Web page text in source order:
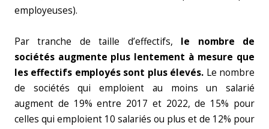
employeuses).
Par tranche de taille d’effectifs, le nombre de
sociétés augmente plus lentement à mesure que
les effectifs employés sont plus élevés. Le nombre
de sociétés qui emploient au moins un salarié
augment de 19% entre 2017 et 2022, de 15% pour
celles qui emploient 10 salariés ou plus et de 12% pour